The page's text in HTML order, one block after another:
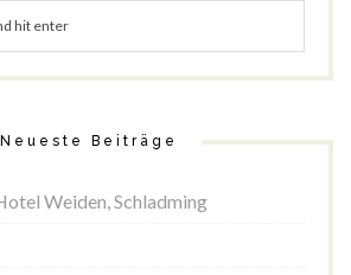
Neueste Beiträge
Weiden, Schladming